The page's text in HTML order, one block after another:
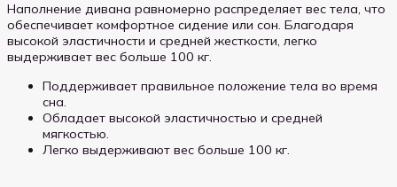
Наполнение дивана равномерно распределяет вес тела, что
обеспечивает комфортное сидение или сон. Благодаря
высокой эластичности и средней жесткости, легко
выдерживает вес больше 100 кг.
Поддерживает правильное положение тела во время
сна.
Обладает высокой эластичностью и средней
мягкостью.
Легко выдерживают вес больше 100 кг.